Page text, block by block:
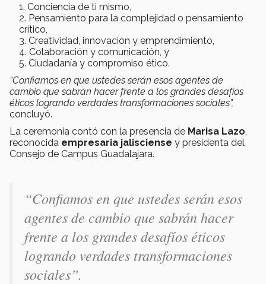
Conciencia de ti mismo,
Pensamiento para la complejidad o pensamiento
crítico,
Creatividad, innovación y emprendimiento,
Colaboración y comunicación, y
Ciudadanía y compromiso ético.
“Confiamos en que ustedes serán esos agentes de
cambio que sabrán hacer frente a los grandes desafíos
éticos logrando verdades transformaciones sociales”,
concluyó.
La ceremonia contó con la presencia de Marisa Lazo
reconocida empresaria jalisciense y presidenta del
Consejo de Campus Guadalajara.
“Confiamos en que ustedes serán esos
agentes de cambio que sabrán hacer
frente a los grandes desafíos éticos
logrando verdades transformaciones
sociales”.